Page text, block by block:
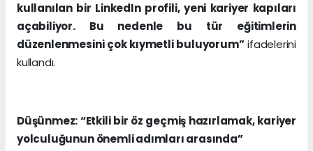
kullanılan bir LinkedIn profili, yeni kariyer kapıları
açabiliyor. Bu nedenle bu tür eğitimlerin
düzenlenmesini çok kıymetli buluyorum”ifadelerini
kullandı.
Düşünmez: “Etkili bir öz geçmiş hazırlamak, kariyer
yolculuğunun önemli adımları arasında”